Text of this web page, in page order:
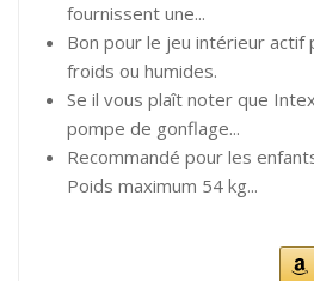
fournissent une...
Bon pour le jeu intérieur actif
froids ou humides.
Se il vous plaît noter que
pompe de gonflage...
Recommandé pour les
Poids maximum 54 kg...